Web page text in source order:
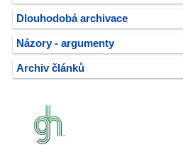
Dlouhodobá archivace
Názory - argumenty
Archiv článků